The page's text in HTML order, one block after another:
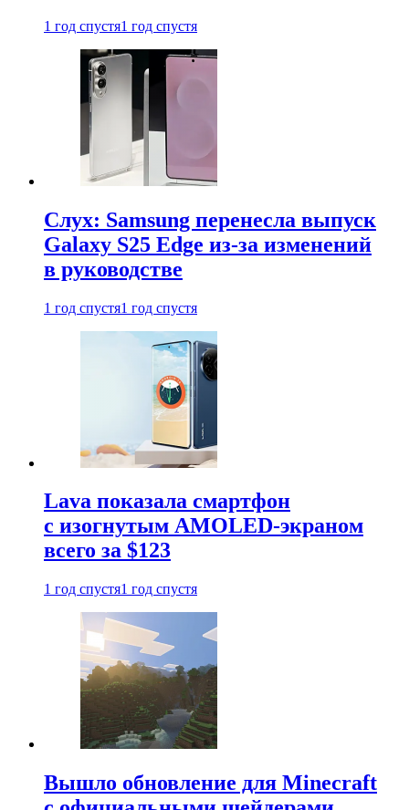
1 год спустя1 год спустя
Слух: Samsung перенесла выпуск
Galaxy S25 Edge из-за изменений
в руководстве
1 год спустя1 год спустя
Lava показала смартфон
с изогнутым AMOLED-экраном
всего за $123
1 год спустя1 год спустя
Вышло обновление для Minecraft